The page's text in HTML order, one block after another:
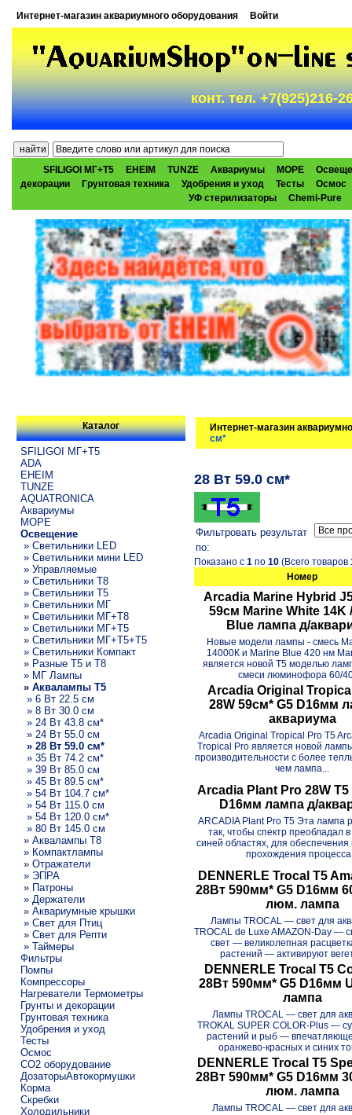
Интернет-магазин аквариумного оборудования Войти
конт. тел. +7(925)216-
SFILIGOI МГ+Т5 EHEIM TUNZE Аквариумы МОРЕ
декорации
Грунтовая техника Удобрения и уход Тесты
Осмос
УФ стерилизаторы
Chemi-Pure
Каталог
SFILIGOI МГ+Т5
ADA
EHEIM
TUNZE
AQUATRONICA
Аквариумы
МОРЕ
Освещение
» Светильники LED
» Светильники мини LED
» Управляемые
» Светильники T8
» Светильники T5
» Светильники МГ
» Светильники МГ+T8
» Светильники МГ+T5
» Светильники МГ+T5+T5
» Светильники Компакт
» Разные T5 и T8
» МГ Лампы
» Аквалампы T5
» 6 Вт 22.5 см
» 8 Вт 30.0 см
» 24 Вт 43.8 см*
» 24 Вт 55.0 см
» 28 Вт 59.0 см*
» 35 Вт 74.2 см*
» 39 Вт 85.0 см
» 45 Вт 89.5 см*
» 54 Вт 104.7 см*
» 54 Вт 115.0 см
» 54 Вт 120.0 см*
» 80 Вт 145.0 см
» Аквалампы T8
» Компактлампы
» Отражатели
» ЭПРА
» Патроны
» Держатели
» Аквариумные крышки
» Свет для Птиц
» Свет для Репти
» Таймеры
Фильтры
Помпы
Компрессоры
Нагреватели Термометры
Грунты и декорации
Грунтовая техника
Удобрения и уход
Тесты
Осмос
CO2 оборудование
ДозаторыАвтокормушки
Корма
Скребки
Холодильники
Интернет-магазин
см*
28 Вт 59.0 см*
Фильтровать результат
по:
Показано с 1по 10(Всего товаров
Номер
Arcadia Marine Hybrid
59см Marine White 14K
Blue лампа д/
Новые модели лампы - смесь
14000К и Marine Blue 420 нм
является новой T5 моделью
смеси люминофора 60/
Arcadia Original
28W 59см* G5 D16мм
аквариума
Arcadia Original Tropical Pro T5
Tropical Pro является новой
производительности с более
чем лампа...
Arcadia Plant Pro 28W T5
D16мм лампа д/
ARCADIA Plant Pro T5 Эта лампа
так, чтобы спектр преобладал
синей областях, для обеспечения
прохождения
DENNERLE Trocal T5
28Вт 590мм* G5 D16мм
люм. лампа
Лампы TROCAL — свет для
TROCAL de Luxe AMAZON-Day —
свет — великолепная
растений — активируют
DENNERLE Trocal T5
28Вт 590мм* G5 D16мм
лампа
Лампы TROCAL — свет для
TROKAL SUPER COLOR-Plus —
растений и рыб —
оранжево-красных и синих
DENNERLE Trocal T5
28Вт 590мм* G5 D16мм
люм. лампа
Лампы TROCAL — свет для